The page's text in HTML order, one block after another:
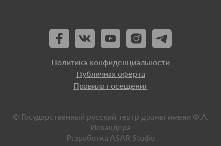
Политика конфиденциальности
Публичная оферта
Правила посещения
© Государственный русский театр драмы имени Ф.А.
Искандера
Разработка ASAR Studio